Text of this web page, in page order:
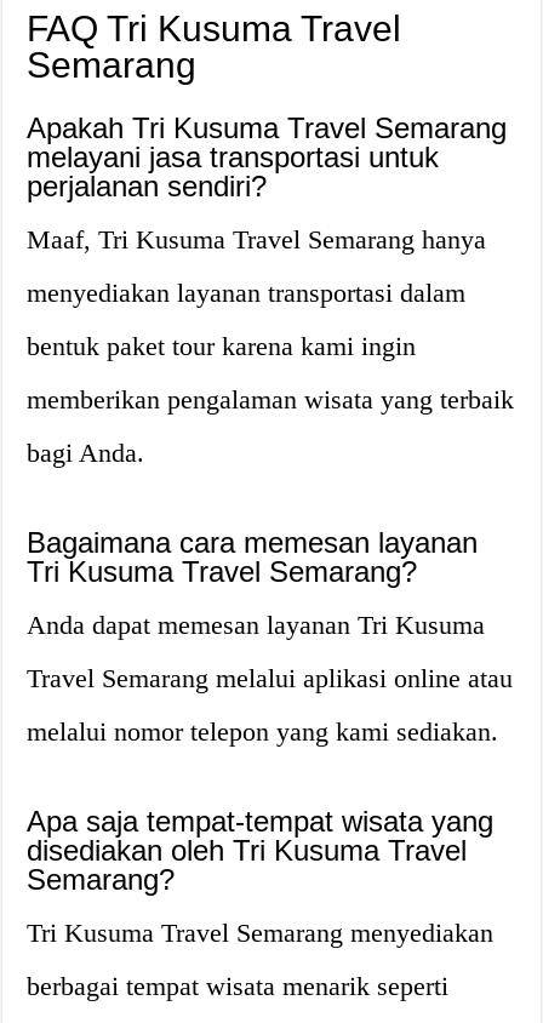
FAQ Tri Kusuma Travel
Semarang
Apakah Tri Kusuma Travel Semarang
melayani jasa transportasi untuk
perjalanan sendiri?
Maaf, Tri Kusuma Travel Semarang hanya
menyediakan layanan transportasi dalam
bentuk paket tour karena kami ingin
memberikan pengalaman wisata yang terbaik
bagi Anda.
Bagaimana cara memesan layanan
Tri Kusuma Travel Semarang?
Anda dapat memesan layanan Tri Kusuma
Travel Semarang melalui aplikasi online atau
melalui nomor telepon yang kami sediakan.
Apa saja tempat-tempat wisata yang
disediakan oleh Tri Kusuma Travel
Semarang?
Tri Kusuma Travel Semarang menyediakan
berbagai tempat wisata menarik seperti